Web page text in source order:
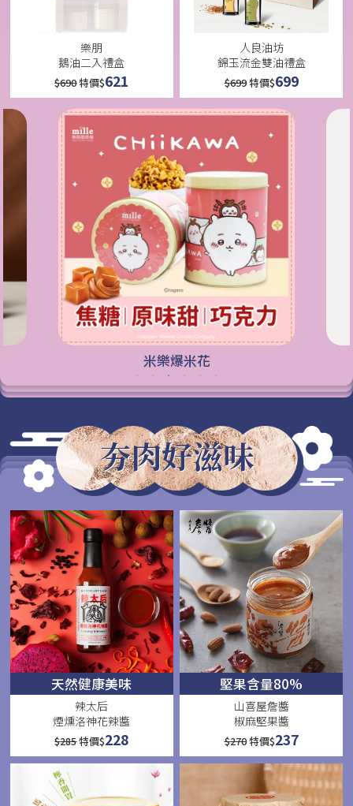
樂朋
鵝油二入禮盒
$690特價$621
人良油坊
錦玉流金雙油禮盒
$699特價$699
英國糖果屋
夯肉好滋味
天然健康美味
辣太后
煙燻洛神花辣醬
$285特價$228
堅果含量80%
山喜屋詹醬
椒麻堅果醬
$270特價$237